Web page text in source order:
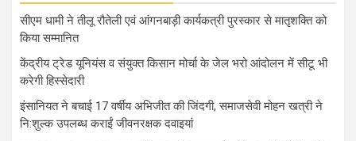
सीएम धामी ने तीलू रौतेली एवं आंगनबाड़ी कार्यकत्री पुरस्कार से मातृशक्ति को
किया सम्मानित
केंद्रीय ट्रेड यूनियंस व संयुक्त किसान मोर्चा के जेल भरो आंदोलन में सीटू भी
करेगी हिस्सेदारी
इंसानियत ने बचाई 17 वर्षीय अभिजीत की जिंदगी, समाजसेवी मोहन खत्री ने
नि:शुल्क उपलब्ध कराईं जीवनरक्षक दवाइयां